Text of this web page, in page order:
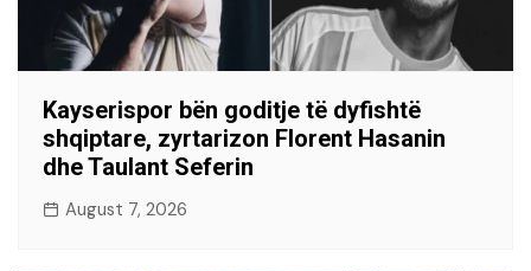
Kayserispor bën goditje të dyfishtë
shqiptare, zyrtarizon Florent Hasanin
dhe Taulant Seferin
August 7, 2026